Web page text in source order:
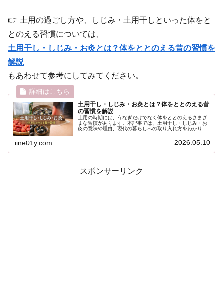
👉 土用の過ごし方や、しじみ・土用干しといった体をと
とのえる習慣については、
土用干し・しじみ・お灸とは？体をととのえる昔の習慣を
解説
もあわせて参考にしてみてください。
土用干し・しじみ・お灸とは？体をととのえる昔
の習慣を解説
土用の時期には、うなぎだけでなく体をととのえるさまざ
まな習慣があります。本記事では、土用干し・しじみ・お
灸の意味や理由、現代の暮らしへの取り入れ方をわかりや
iine01y.com 2026.05.10
スポンサーリンク